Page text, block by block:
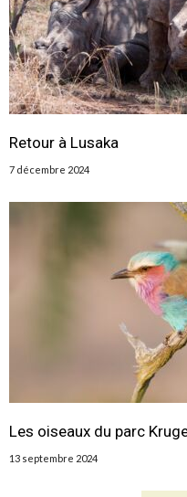
Retour à Lusaka
7 décembre 2024
Les oiseaux du parc
13 septembre 2024